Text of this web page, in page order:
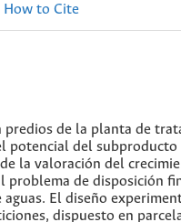
How to Cite
predios de la planta de
potencial del
la valoración del
problema de disposición
El diseño
dispuesto en